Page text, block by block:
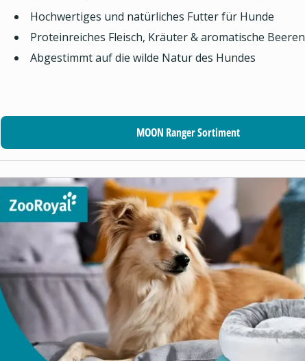
Hochwertiges und natürliches Futter für Hunde
Proteinreiches Fleisch, Kräuter & aromatische Beeren
Abgestimmt auf die wilde Natur des Hundes
MOON Ranger Sortiment